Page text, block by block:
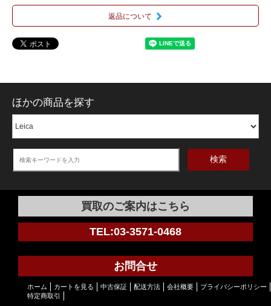
返品について
ほかの商品を探す
検索
買取のご案内はこちら
TEL:03-3571-0468
お問合せ
ホーム カートを見る 中古保証 配送方法 会社概要
プライバシーポリシー
特定商取引